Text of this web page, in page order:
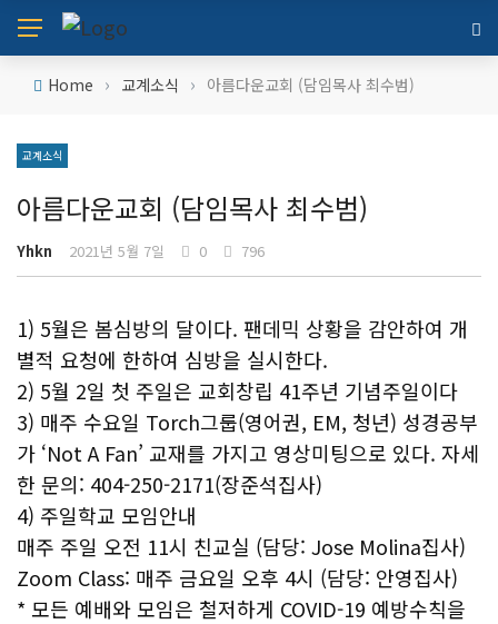
Home › 교계소식 › 아름다운교회 (담임목사 최수범)
교계소식
아름다운교회 (담임목사 최수범)
Yhkn 2021년 5월 7일 0 796
1) 5월은 봄심방의 달이다. 팬데믹 상황을 감안하여 개
별적 요청에 한하여 심방을 실시한다.
2) 5월 2일 첫 주일은 교회창립 41주년 기념주일이다
3) 매주 수요일 Torch그룹(영어권, EM, 청년) 성경공부
가 ‘Not A Fan’ 교재를 가지고 영상미팅으로 있다. 자세
한 문의: 404-250-2171(장준석집사)
4) 주일학교 모임안내
매주 주일 오전 11시 친교실 (담당: Jose Molina집사)
Zoom Class: 매주 금요일 오후 4시 (담당: 안영집사)
* 모든 예배와 모임은 철저하게 COVID-19 예방수칙을